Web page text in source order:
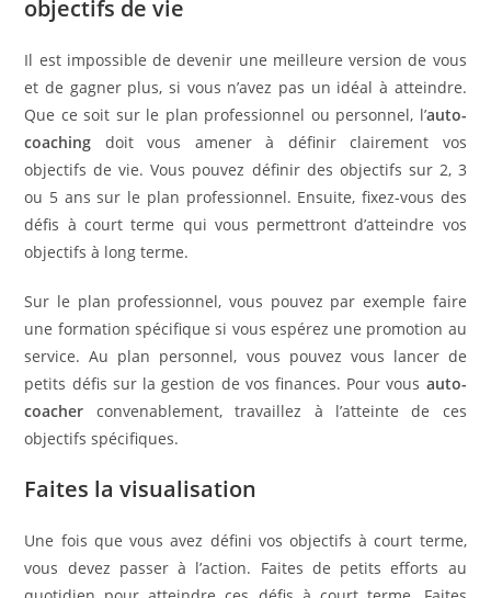
objectifs de vie
Il est impossible de devenir une meilleure version de vous
et de gagner plus, si vous n’avez pas un idéal à atteindre.
Que ce soit sur le plan professionnel ou personnel, l’auto-
coaching doit vous amener à définir clairement vos
objectifs de vie. Vous pouvez définir des objectifs sur 2, 3
ou 5 ans sur le plan professionnel. Ensuite, fixez-vous des
défis à court terme qui vous permettront d’atteindre vos
objectifs à long terme.
Sur le plan professionnel, vous pouvez par exemple faire
une formation spécifique si vous espérez une promotion au
service. Au plan personnel, vous pouvez vous lancer de
petits défis sur la gestion de vos finances. Pour vous auto-
coacher convenablement, travaillez à l’atteinte de ces
objectifs spécifiques.
Faites la visualisation
Une fois que vous avez défini vos objectifs à court terme,
vous devez passer à l’action. Faites de petits efforts au